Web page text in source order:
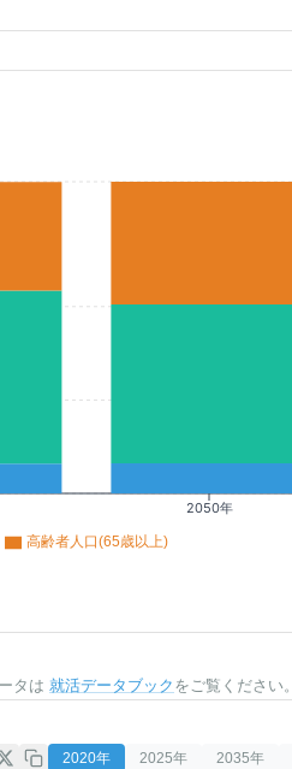
2050年
高齢者人口(65歳以上)
タは 就活データブック をご覧ください。
2020年 2025年 2035年